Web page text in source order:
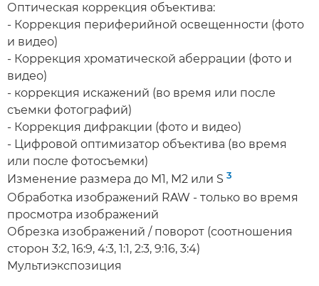
Оптическая коррекция объектива:
- Коррекция периферийной освещенности (фото
и видео)
- Коррекция хроматической аберрации (фото и
видео)
- коррекция искажений (во время или после
съемки фотографий)
- Коррекция дифракции (фото и видео)
- Цифровой оптимизатор объектива (во время
или после фотосъемки)
Изменение размера до M1, M2 или S 3
Обработка изображений RAW - только во время
просмотра изображений
Обрезка изображений / поворот (соотношения
сторон 3:2, 16:9, 4:3, 1:1, 2:3, 9:16, 3:4)
Мультиэкспозиция